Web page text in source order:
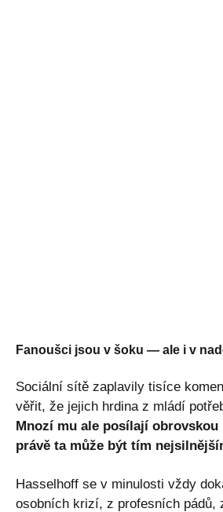
Fanoušci jsou v šoku — ale i v
Sociální sítě zaplavily tisíce
věřit, že jejich hrdina z mládí
Mnozí mu ale posílají
právě ta může být tím
Hasselhoff se v minulosti vždy
osobních krizí, z profesních pádů,